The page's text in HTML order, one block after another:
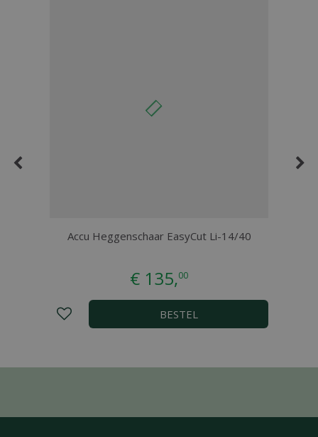
Accu Heggenschaar EasyCut Li-14/40
€ 135,00
BESTEL